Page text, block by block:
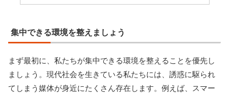
集中できる環境を整えましょう
まず最初に、私たちが集中できる環境を整えることを優先し
ましょう。現代社会を生きている私たちには、誘惑に駆られ
てしまう媒体が身近にたくさん存在します。例えば、スマー